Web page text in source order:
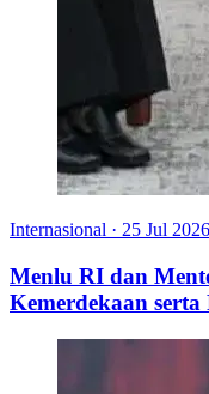
Internasional · 25 Jul 2026
Menlu RI dan
Kemerdekaan